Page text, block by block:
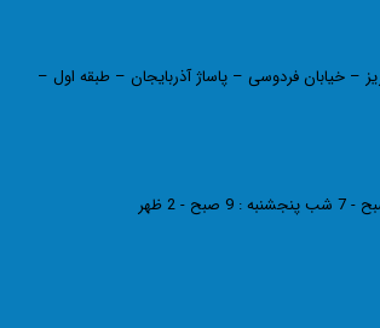
– خیابان فردوسی – پاساژ آذربایجان – طبقه اول –